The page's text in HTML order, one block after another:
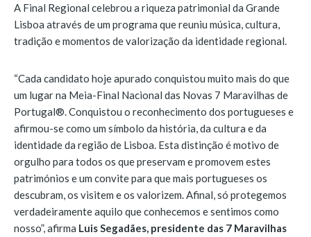
A Final Regional celebrou a riqueza patrimonial da Grande
Lisboa através de um programa que reuniu música, cultura,
tradição e momentos de valorização da identidade regional.
“Cada candidato hoje apurado conquistou muito mais do que
um lugar na Meia-Final Nacional das Novas 7 Maravilhas de
Portugal®️. Conquistou o reconhecimento dos portugueses e
afirmou-se como um símbolo da história, da cultura e da
identidade da região de Lisboa. Esta distinção é motivo de
orgulho para todos os que preservam e promovem estes
patrimónios e um convite para que mais portugueses os
descubram, os visitem e os valorizem. Afinal, só protegemos
verdadeiramente aquilo que conhecemos e sentimos como
nosso”, afirma Luis Segadães, presidente das 7 Maravilhas